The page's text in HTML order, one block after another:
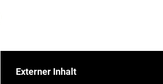
Externer Inhalt